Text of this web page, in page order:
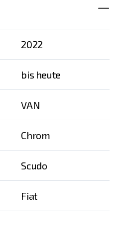
2022
bis heute
VAN
Chrom
Scudo
Fiat